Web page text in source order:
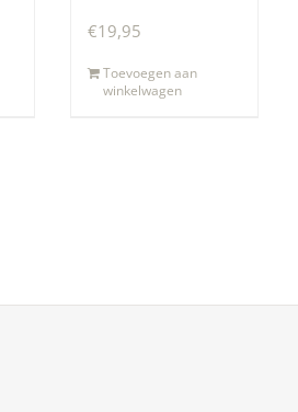
€19,95
Toevoegen aan
winkelwagen